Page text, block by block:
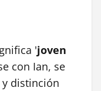
'joven
con Ian, se
distinción